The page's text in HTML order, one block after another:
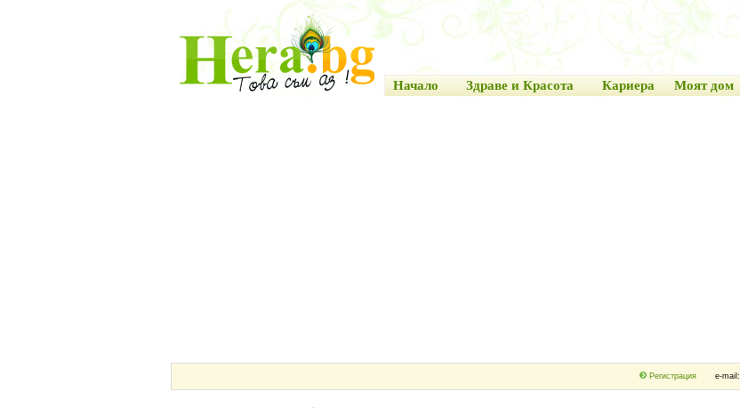
Начало Здраве и Красота Кариера Моят дом
Регистрация e-mail: